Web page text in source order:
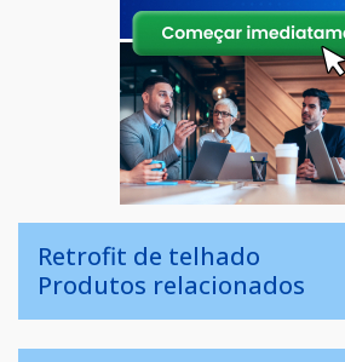
Retrofit de telhado
Produtos relacionados